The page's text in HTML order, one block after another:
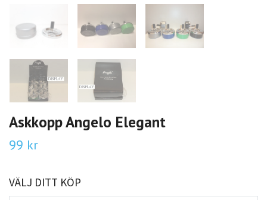
Askkopp Angelo Elegant
99 kr
VÄLJ DITT KÖP